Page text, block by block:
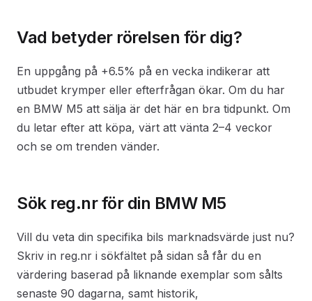
Vad betyder rörelsen för dig?
En uppgång på +6.5% på en vecka indikerar att
utbudet krymper eller efterfrågan ökar. Om du har
en BMW M5 att sälja är det här en bra tidpunkt. Om
du letar efter att köpa, värt att vänta 2–4 veckor
och se om trenden vänder.
Sök reg.nr för din BMW M5
Vill du veta din specifika bils marknadsvärde just nu?
Skriv in reg.nr i sökfältet på sidan så får du en
värdering baserad på liknande exemplar som sålts
senaste 90 dagarna, samt historik,